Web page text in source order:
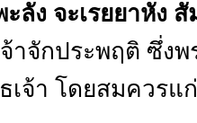
ะลัง จะเรยยาหัง
าจักประพฤติ ซึ่ง
เจ้า โดยสมควรแ